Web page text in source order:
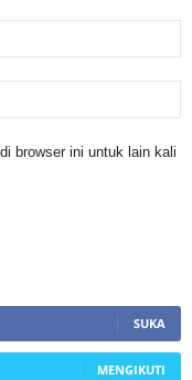
browser ini untuk lain kali
SUKA
MENGIKUTI